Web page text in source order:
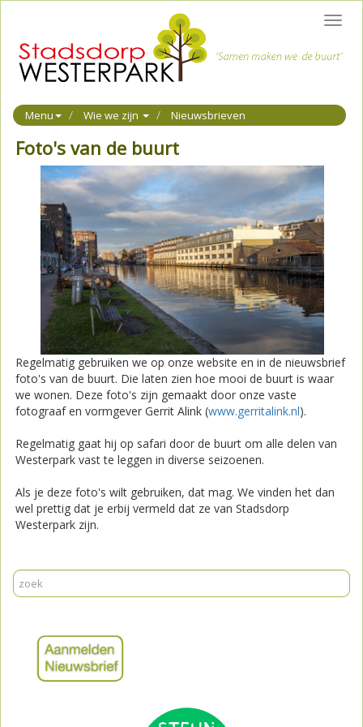
Menu Wie we zijn Nieuwsbrieven
Foto's van de buurt
Regelmatig gebruiken we op onze website en in de nieuwsbrief
foto's van de buurt. Die laten zien hoe mooi de buurt is waar
we wonen. Deze foto's zijn gemaakt door onze vaste
fotograaf en vormgever Gerrit Alink (www.gerritalink.nl).
Regelmatig gaat hij op safari door de buurt om alle delen van
Westerpark vast te leggen in diverse seizoenen.
Als je deze foto's wilt gebruiken, dat mag. We vinden het dan
wel prettig dat je erbij vermeld dat ze van Stadsdorp
Westerpark zijn.